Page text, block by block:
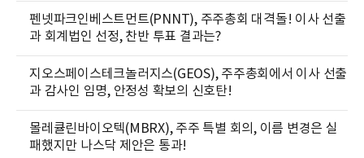
펜넷파크인베스트먼트(PNNT), 주주총회 대격돌! 이사 선출
과 회계법인 선정, 찬반 투표 결과는?
지오스페이스테크놀러지스(GEOS), 주주총회에서 이사 선출
과 감사인 임명, 안정성 확보의 신호탄!
몰레큘린바이오텍(MBRX), 주주 특별 회의, 이름 변경은 실
패했지만 나스닥 제안은 통과!